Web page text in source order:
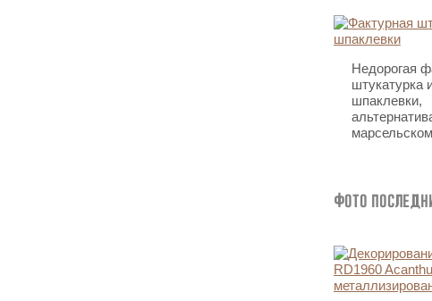
Недорогая
штукатурка
шпаклевки,
Фото